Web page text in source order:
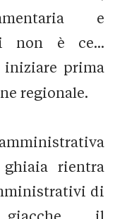
e
non è ce...
iniziare prima
regionale.
rientra
di
giacche il